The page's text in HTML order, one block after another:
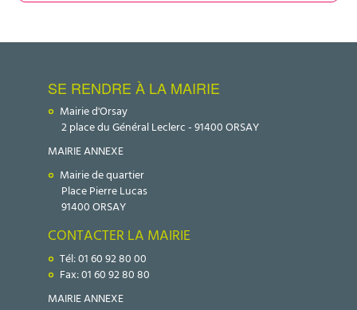
SE RENDRE À LA MAIRIE
Mairie d'Orsay
2 place du Général Leclerc - 91400 ORSAY
MAIRIE ANNEXE
Mairie de quartier
Place Pierre Lucas
91400 ORSAY
CONTACTER LA MAIRIE
Tél: 01 60 92 80 00
Fax: 01 60 92 80 80
MAIRIE ANNEXE